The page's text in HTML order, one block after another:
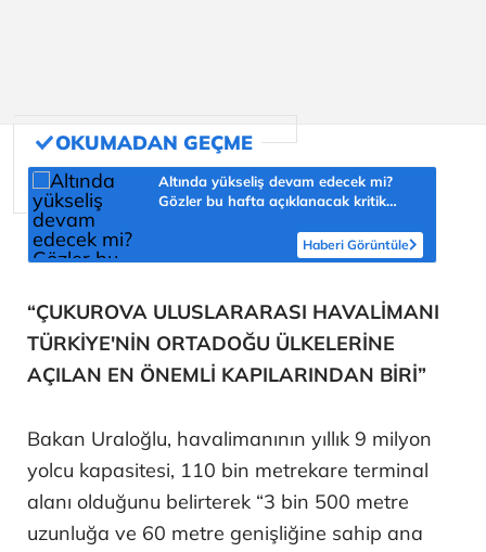
Altında yükseliş devam edecek mi?
Gözler bu hafta açıklanacak kritik
Haberi Görüntüle
“ÇUKUROVA ULUSLARARASI HAVALİMANI
TÜRKİYE'NİN ORTADOĞU ÜLKELERİNE
AÇILAN EN ÖNEMLİ KAPILARINDAN BİRİ”
Bakan Uraloğlu, havalimanının yıllık 9 milyon
yolcu kapasitesi, 110 bin metrekare terminal
alanı olduğunu belirterek “3 bin 500 metre
uzunluğa ve 60 metre genişliğine sahip ana